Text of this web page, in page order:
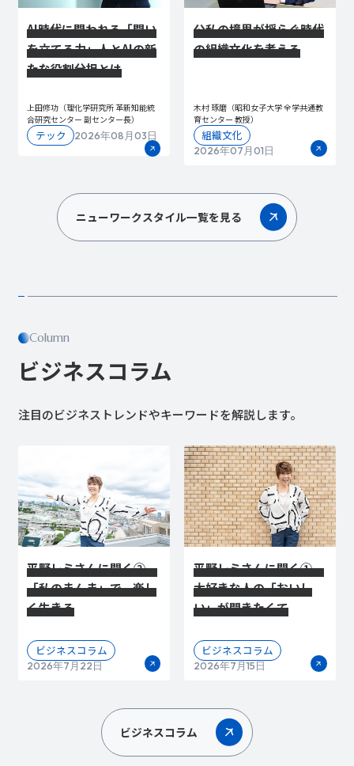
AI時代に問われる「問い
を立てる力」――人とAIの新
たな役割分担とは
上田修功（理化学研究所 革新知能統
合研究センター 副センター長）
2026年08月03日
テック
公私の境界が揺らぐ時代
の組織文化を考える
木村 琢磨（昭和女子大学 全学共通教
育センター 教授）
2026年07月01日
組織文化
ニューワークスタイル一覧を見る
Column
ビジネスコラム
注目のビジネストレンドやキーワードを解説します。
平野レミさんに聞く②
「私のまんま」で、楽し
く生きる
2026年7月22日
ビジネスコラム
平野レミさんに聞く①
大好きな人の「おいし
い」が聞きたくて
2026年7月15日
ビジネスコラム
ビジネスコラム